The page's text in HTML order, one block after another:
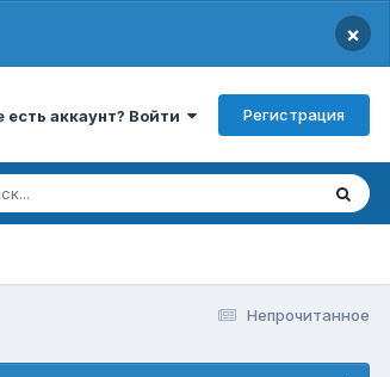
×
есть аккаунт? Войти Регистрация
Непрочитанное